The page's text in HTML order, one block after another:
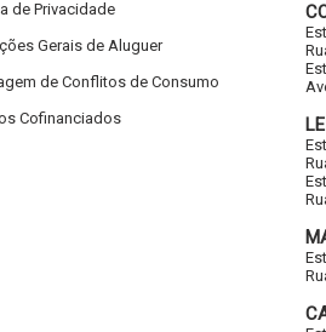
de Privacidade
Gerais de Aluguer
de Conflitos de Consumo
Cofinanciados